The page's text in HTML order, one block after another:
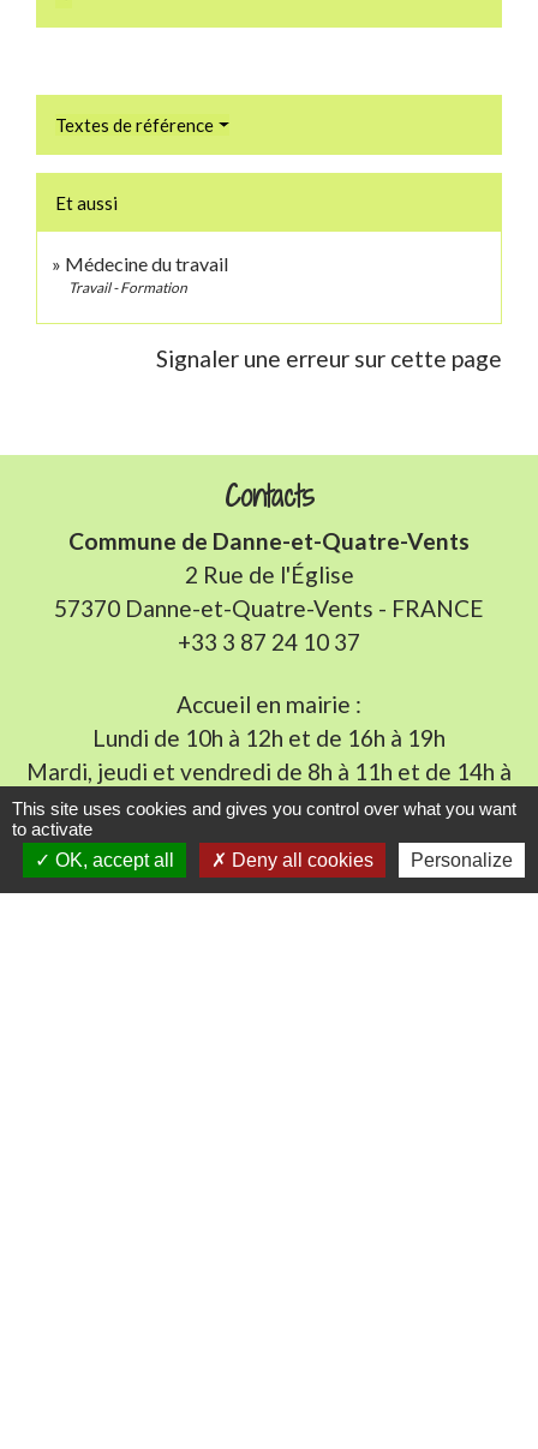
Textes de référence
Et aussi
Médecine du travail
Travail - Formation
Signaler une erreur sur cette page
Contacts
Commune de Danne-et-Quatre-Vents
2 Rue de l'Église
57370 Danne-et-Quatre-Vents - FRANCE
+33 3 87 24 10 37
Accueil en mairie :
Lundi de 10h à 12h et de 16h à 19h
Mardi, jeudi et vendredi de 8h à 11h et de 14h à
16h (fermé le mercredi).
E-mail : mairie.danne-4-vents.57@orange.fr
This site uses cookies and gives you control over what you want
to activate
OK, accept all
Deny all cookies Personalize